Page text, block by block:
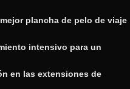
plancha de pelo de viaje
intensivo para un
en las extensiones de